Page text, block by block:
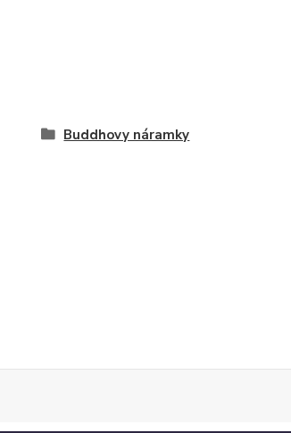
Buddhovy náramky